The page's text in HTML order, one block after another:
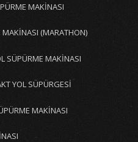
MAKİNASI
MAKİNASI (MARATHON)
SÜPÜRME MAKİNASI
YOL SÜPÜRGESİ
MAKİNASI